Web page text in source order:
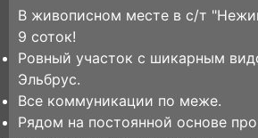
В живописном месте в с/т
9 соток!
Ровный участок с шикарным
Эльбрус.
Все коммуникации по меже.
Рядом на постоянной основе